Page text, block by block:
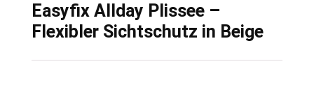
Easyfix Allday Plissee –
Flexibler Sichtschutz in Beige